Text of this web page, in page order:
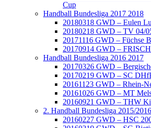
Cup
Handball Bundesliga 2017 2018
20180318 GWD – Eulen
20180218 GWD – TV 04/
20171116 GWD – Füchse
20170914 GWD –
Handball Bundesliga 2016 2017
20170326 GWD –
20170219 GWD – SC
20161123 GWD – Rhein-
20161026 GWD – MT
20160921 GWD – THW
2. Handball Bundesliga 2015/2016
20160227 GWD – HSC